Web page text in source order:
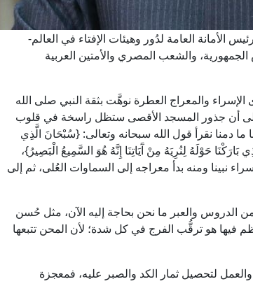
الأمانة العامة لدُور وهيئات الإفتاء في العالم-
والشعب المصري والأمتين العربية
والمعراج العطرة نوهَّت بثقة النبي صلى الله
إلى أن جذور المسجد الأقصى ستظل راسخة في قلوب
دمنا نقرأ قول الله سبحانه وتعالى: {سُبْحَانَ الَّذِي
حَوْلَهُ لِنُرِيَهُ مِنْ آَيَاتِنَا إِنَّهُ هُوَ السَّمِيعُ الْبَصِيرُ}،
نبينا ومنه بدأ معراجه إلى السماوات العُلى، ثم إلى
الدروس والعبر ما نحن بحاجة إليه الآن، مثل حُسن
فيها هو ترقُّب الفرج في كل شدة؛ لأن المحن تتبعها
والعمل لتحصيل ثمار الكد والصبر عليه، فمعجزة